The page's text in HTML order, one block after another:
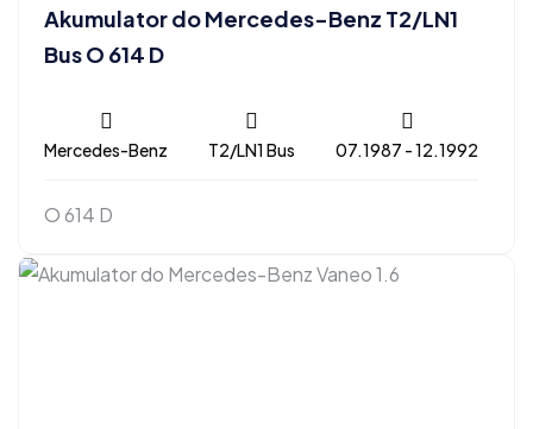
Akumulator do Mercedes-Benz T2/LN1
Bus O 614 D
Mercedes-Benz T2/LN1 Bus 07.1987 - 12.1992
O 614 D